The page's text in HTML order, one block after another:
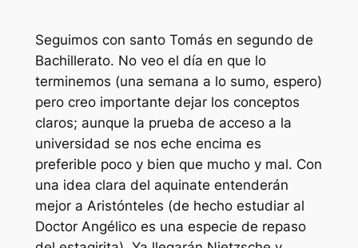
Seguimos con santo Tomás en segundo de
Bachillerato. No veo el día en que lo
terminemos (una semana a lo sumo, espero)
pero creo importante dejar los conceptos
claros; aunque la prueba de acceso a la
universidad se nos eche encima es
preferible poco y bien que mucho y mal. Con
una idea clara del aquinate entenderán
mejor a Aristónteles (de hecho estudiar al
Doctor Angélico es una especie de repaso